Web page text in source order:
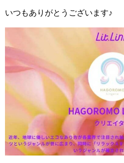
いつもありがとうございます♪